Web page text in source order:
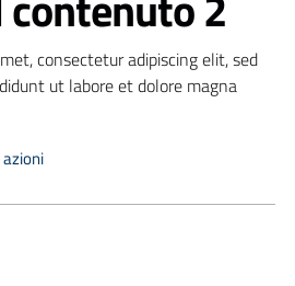
consectetur adipiscing elit, sed
ut labore et dolore magna